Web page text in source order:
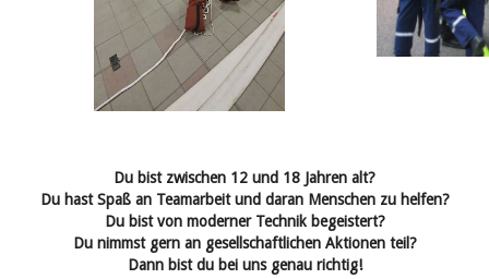
Du bist zwischen 12 und 18 Jahren alt?
Du hast Spaß an Teamarbeit und daran Menschen zu helfen?
Du bist von moderner Technik begeistert?
Du nimmst gern an gesellschaftlichen Aktionen teil?
Dann bist du bei uns genau richtig!